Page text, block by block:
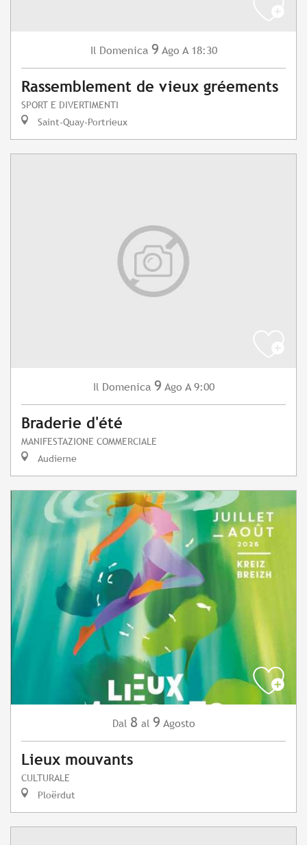
Il Domenica 9 Ago A 18:30
Rassemblement de vieux gréements
SPORT E DIVERTIMENTI
Saint-Quay-Portrieux
Il Domenica 9 Ago A 9:00
Braderie d'été
MANIFESTAZIONE COMMERCIALE
Audierne
Dal 8 al 9 Agosto
Lieux mouvants
CULTURALE
Ploërdut